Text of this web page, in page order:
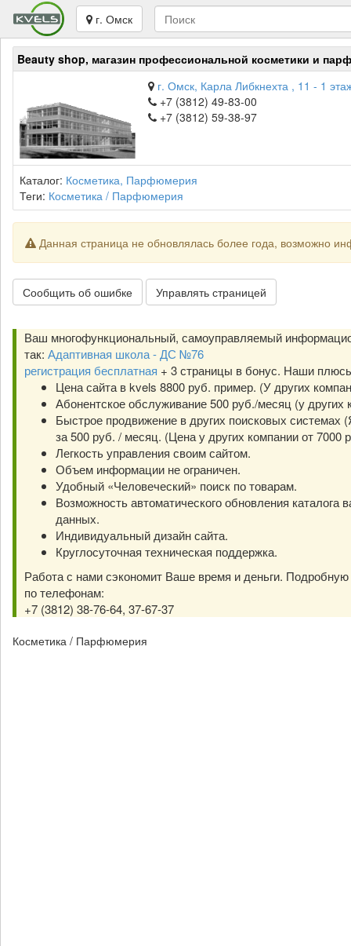
г. Омск
Beauty shop, магазин профессиональной косметики и
г. Омск, Карла Либкнехта , 11 - 1
+7 (3812) 49-83-00
+7 (3812) 59-38-97
Каталог: Косметика, Парфюмерия
Теги: Косметика / Парфюмерия
Данная страница не обновлялась более года, возможно
Сообщить об ошибке Управлять страницей
Ваш многофункциональный, самоуправляемый
так: Адаптивная школа - ДС №76
регистрация бесплатная + 3 страницы в бонус. Наши
Цена сайта в kvels 8800 руб. пример. (У других
Абонентское обслуживание 500 руб./месяц (у других
Быстрое продвижение в других поисковых системах
за 500 руб. / месяц. (Цена у других компании от 7000
Легкость управления своим сайтом.
Объем информации не ограничен.
Удобный «Человеческий» поиск по товарам.
Возможность автоматического обновления каталога
данных.
Индивидуальный дизайн сайта.
Круглосуточная техническая поддержка.
Работа с нами сэкономит Ваше время и деньги.
по телефонам:
+7 (3812) 38-76-64, 37-67-37
Косметика / Парфюмерия